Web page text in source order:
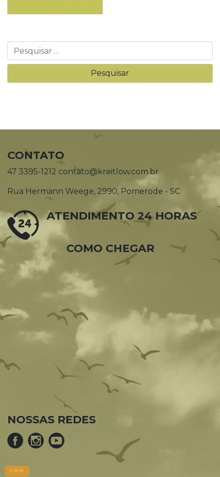
CONTATO
47 3395-1212 contato@kreitlow.com.br
Rua Hermann Weege, 2990, Pomerode - SC
ATENDIMENTO 24 HORAS
COMO CHEGAR
NOSSAS REDES